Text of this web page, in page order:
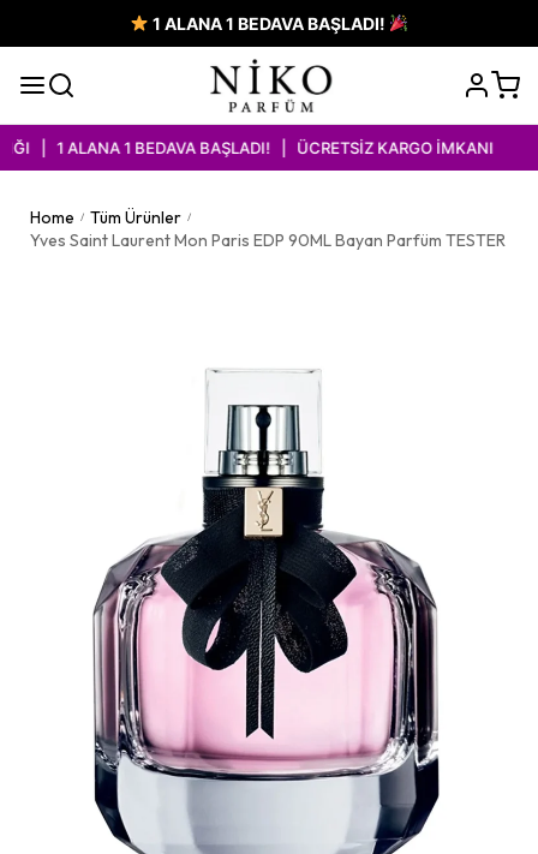
1 ALANA 1 BEDAVA BAŞLADI!
| 1 ALANA 1 BEDAVA BAŞLADI! | ÜCRETSİZ KARGO İMKANI
Home / Tüm Ürünler /
Yves Saint Laurent Mon Paris EDP 90ML Bayan Parfüm TESTER